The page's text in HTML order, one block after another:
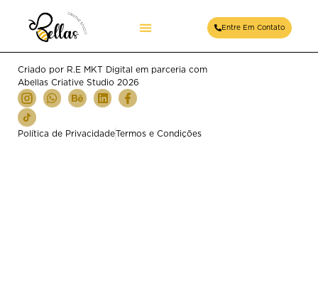
Entre Em Contato
Maria Chocolate
Criado por R.E MKT Digital em parceria com
Abellas Criative Studio 2026
Política de PrivacidadeTermos e Condições